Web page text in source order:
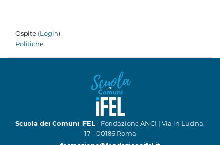
Ospite (Login)
Politiche
Scuola dei Comuni IFEL- Fondazione ANCI | Via in Lucina,
17 - 00186 Roma